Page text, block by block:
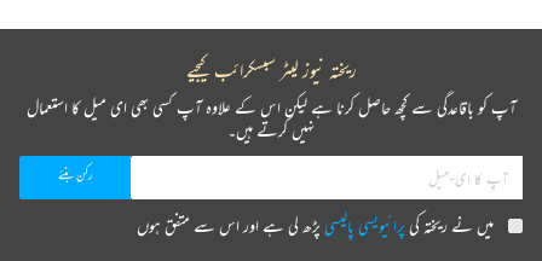
ریختہ نیوز لیٹر سبسکرائب کیجیے
آپ کو باقاعدگی سے کچھ حاصل کرنا ہے لیکن اس کے علاوہ آپ کسی بھی ای میل کا استعمال
نہیں کرتے ہیں۔
میں نے ریختہ کیپرائیویسی پالیسیپڑھ لی ہے اور اس سے متفق ہوں